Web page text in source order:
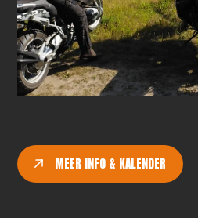
MEER INFO & KALENDER